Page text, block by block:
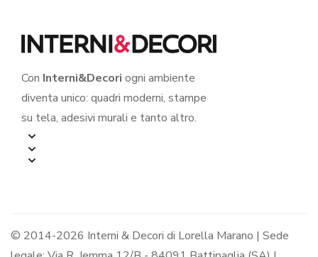
Con Interni&Decori ogni ambiente
diventa unico: quadri moderni, stampe
su tela, adesivi murali e tanto altro.
© 2014-2026 Interni & Decori di Lorella Marano | Sede